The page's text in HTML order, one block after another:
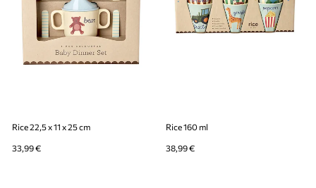
Rice 22,5 x 11 x 25 cm
33,99 €
Rice 160 ml
38,99 €